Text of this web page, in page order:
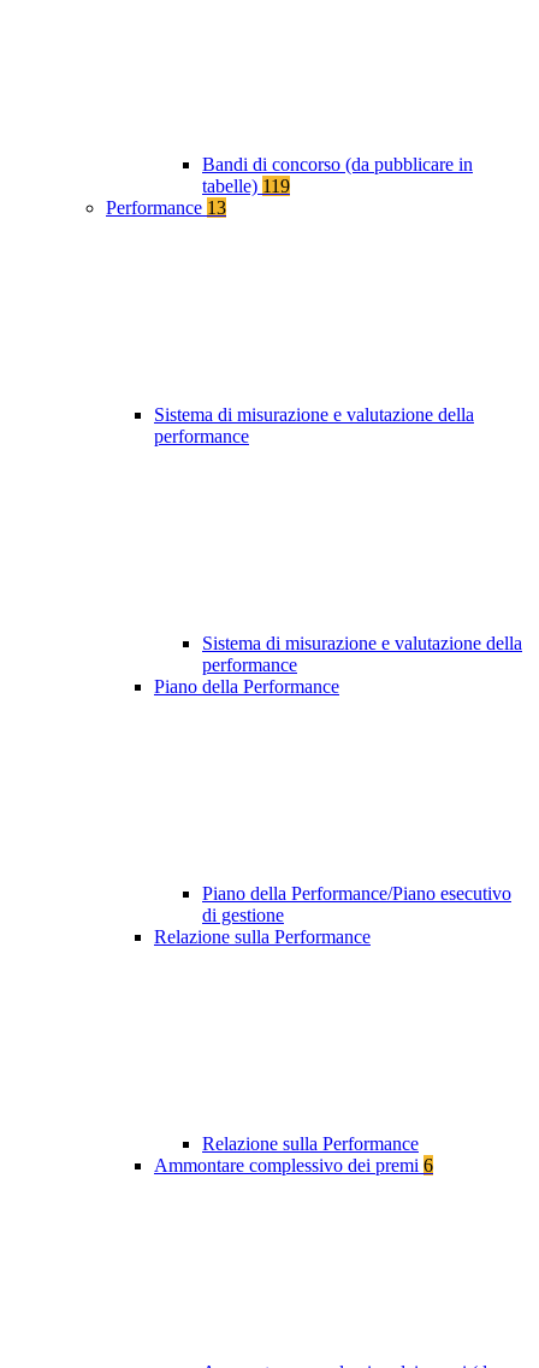
Bandi di concorso (da pubblicare in
tabelle) 119
Performance 13
Sistema di misurazione e valutazione della
performance
Sistema di misurazione e valutazione della
performance
Piano della Performance
Piano della Performance/Piano esecutivo
di gestione
Relazione sulla Performance
Relazione sulla Performance
Ammontare complessivo dei premi 6